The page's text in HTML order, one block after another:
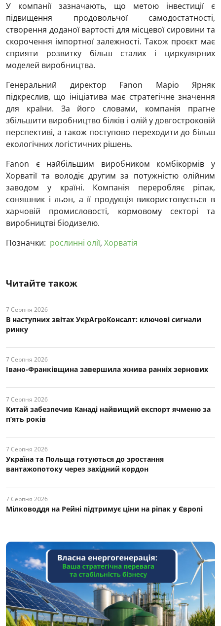
У компанії зазначають, що метою інвестиції є
підвищення продовольчої самодостатності,
створення доданої вартості для місцевої сировини та
скорочення імпортної залежності. Також проєкт має
сприяти розвитку більш сталих і циркулярних
моделей виробництва.
Генеральний директор Fanon Маріо Ярняк
підкреслив, що ініціатива має стратегічне значення
для країни. За його словами, компанія прагне
збільшити виробництво білків і олій у довгостроковій
перспективі, а також поступово переходити до більш
екологічних логістичних рішень.
Fanon є найбільшим виробником комбікормів у
Хорватії та володіє другим за потужністю олійним
заводом у країні. Компанія переробляє ріпак,
соняшник і льон, а її продукція використовується в
харчовій промисловості, кормовому секторі та
виробництві біодизелю.
Позначки: рослинні олії, Хорватія
Читайте також
7 Серпня 2026
В наступних звітах УкрАгроКонсалт: ключові cигнали
ринку
7 Серпня 2026
Івано-Франківщина завершила жнива ранніх зернових
7 Серпня 2026
Китай забезпечив Канаді найвищий експорт ячменю за
п’ять років
7 Серпня 2026
Україна та Польща готуються до зростання
вантажопотоку через західний кордон
7 Серпня 2026
Мілководдя на Рейні підтримує ціни на ріпак у Європі